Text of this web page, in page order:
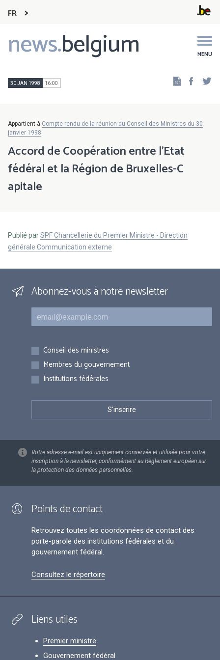
FR
news.belgium MENU
Main
navigation
30 JAN 1998 16:00
Appartient à Compte rendu de la réunion du Conseil des Ministres du 30
janvier 1998
Accord de Coopération entre l'Etat
fédéral et la Région de Bruxelles-C
apitale
Publié parSPF Chancellerie du Premier Ministre - Direction
générale Communication externe
Abonnez-vous à notre newsletter
Courriel
Inscriptions
Conseil des ministres
Membres du gouvernement
Institutions fédérales
Votre adresse e-mail est uniquement conservée et utilisée pour votre
inscription à la newsletter, conformément au Règlement européen sur
la protection des données personnelles.
Points de contact
Retrouvez toutes les coordonnées de contact des
porte-parole des institutions fédérales et du
gouvernement fédéral.
Consultez le répertoire
Liens utiles
Premier ministre
Gouvernement fédéral